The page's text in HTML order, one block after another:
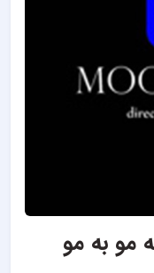
مو به مو